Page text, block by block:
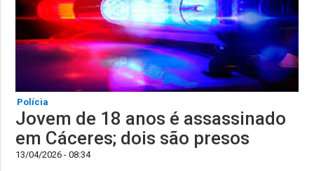
Polícia
Jovem de 18 anos é assassinado
em Cáceres; dois são presos
13/04/2026 - 08:34